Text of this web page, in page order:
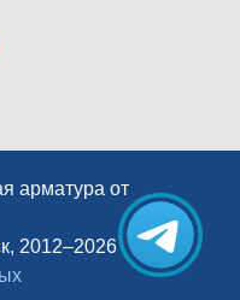
арматура от
2012–2026